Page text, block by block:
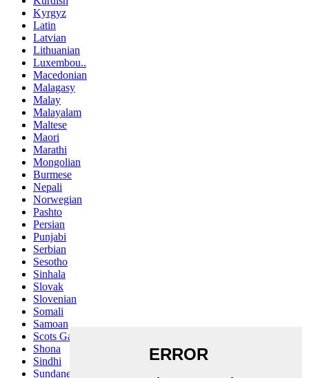
Kyrgyz
Latin
Latvian
Lithuanian
Luxembou..
Macedonian
Malagasy
Malay
Malayalam
Maltese
Maori
Marathi
Mongolian
Burmese
Nepali
Norwegian
Pashto
Persian
Punjabi
Serbian
Sesotho
Sinhala
Slovak
Slovenian
Somali
Samoan
Scots Gaelic
Shona
Sindhi
Sundanese